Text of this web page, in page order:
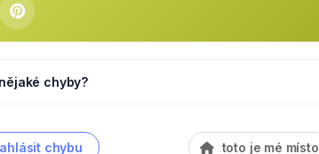
chyby?
chybu toto je mé místo